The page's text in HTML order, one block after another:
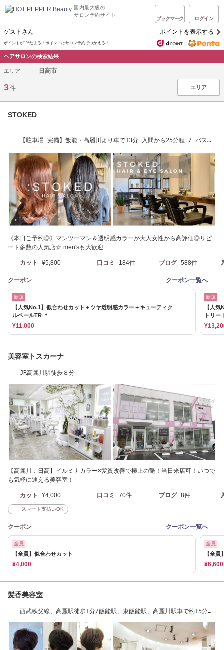
国内最大級の
サロン予約サイト
ブックマーク ログイン
ゲストさん ポイントを表示する
ポイントが1%たまる！ポイントはサロン予約でつかえる！
ヘアサロンの検索結果
エリア 日高市
3件 エリア
STOKED
【駐車場 完備】飯能・高麗川より車で13分 入間から25分程 / バス停
《本日ご予約◎》マンツーマン＆透明感カラーが大人女性から高評価◎リピ
ート多数の人気店☆ men'sも大歓迎
カット ¥5,800 口コミ 184件 ブログ 588件
クーポン クーポン一覧へ
新規
【人気No.1】似合わせカット＋ツヤ透明感カラー＋キューティク
ルベールTR ＊
¥11,000
新規
【人
トリー
美容室トスカーナ
JR高麗川駅徒歩８分
【高麗川：日高】イルミナカラー×髪質改善で極上の艶！当日来店可！いつで
も気軽に通える美容室！
カット ¥4,000 口コミ 70件 ブログ 8件
スマート支払いOK
クーポン クーポン一覧へ
全員
【全員】似合わせカット
¥4,000
全員
【全
¥6,600
髪香美容室
西武秩父線、高麗駅徒歩1分/飯能駅、東飯能駅、高麗川駅車で約15分、